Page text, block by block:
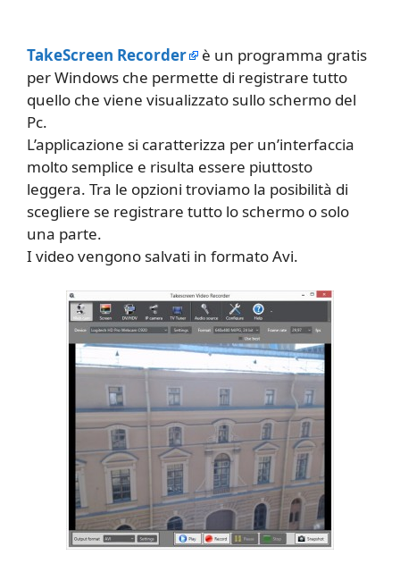
TakeScreen Recorder
è un programma gratis
per Windows che permette di registrare tutto
quello che viene visualizzato sullo schermo del
Pc.
L’applicazione si caratterizza per un’interfaccia
molto semplice e risulta essere piuttosto
leggera. Tra le opzioni troviamo la posibilità di
scegliere se registrare tutto lo schermo o solo
una parte.
I video vengono salvati in formato Avi.